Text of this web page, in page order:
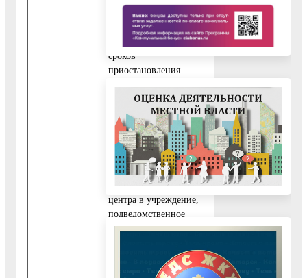
Срок предоставления
муниципальной услуги
исчисляется без учета
сроков
приостановления
муниципальной
услуги, передачи
запроса о
предоставлении
муниципальной услуги
и документов из
многофункционального
центра в учреждение,
подведомственное
муниципальному
«Управление культуры
администрации